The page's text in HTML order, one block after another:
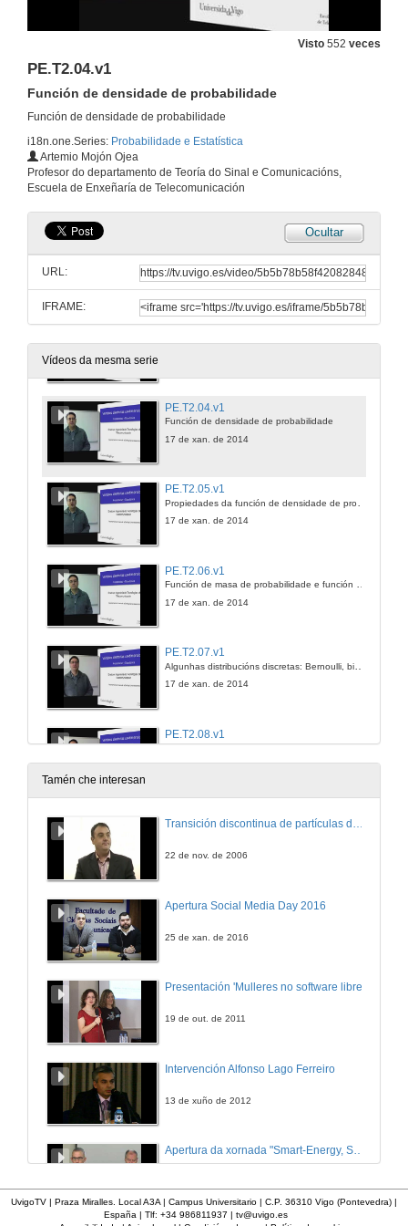
Visto 552 veces
PE.T2.04.v1
Función de densidade de probabilidade
Función de densidade de probabilidade
i18n.one.Series: Probabilidade e Estatística
Artemio Mojón Ojea
Profesor do departamento de Teoría do Sinal e Comunicacións,
Escuela de Enxeñaría de Telecomunicación
Ocultar
URL:
IFRAME:
Vídeos da mesma serie
Teorema das probabilidades totais
17 de xan. de 2014
Teorema de Bayes
17 de xan. de 2014
Concepto de variable aleatoria
17 de xan. de 2014
Función de distribución
17 de xan. de 2014
PE.T2.03.v1
PE.T2.04.v1
Función de densidade de probabilidade
17 de xan. de 2014
PE.T2.05.v1
17 de xan. de 2014
PE.T2.06.v1
Función de masa de probabilidade e función de densidade de probabilidade para variables aleatorias discretas e mixtas
17 de xan. de 2014
PE.T2.07.v1
17 de xan. de 2014
PE.T2.08.v1
Algunhas distribucións continuas: uniforme, exponencial, Rayleigh e normal
17 de xan. de 2014
PE.T2.09.v1
Transformación de variables aleatorias: caso xeral
PE.T2.11.v1
Transformación de variables aleatorias: cálculo da función de densidad de probabilidade
Transformación de variables aleatorias: transformación escalonada
Tamén che interesan
Transición discontinua de partículas de microgel termosensible
22 de nov. de 2006
Apertura Social Media Day 2016
25 de xan. de 2016
Presentación 'Mulleres no software libre'
19 de out. de 2011
Intervención Alfonso Lago Ferreiro
13 de xuño de 2012
Apertura da xornada "Smart-Energy, Smart-City"
UvigoTV | Praza Miralles. Local A3A | Campus Universitario | C.P. 36310 Vigo (Pontevedra) |
España | Tlf: +34 986811937 | tv@uvigo.es